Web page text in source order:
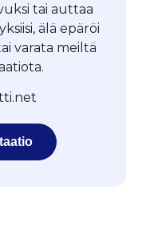
tai auttaa
älä epäröi
varata meiltä